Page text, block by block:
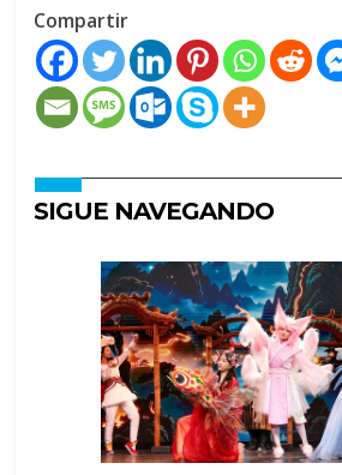
Compartir
SIGUE NAVEGANDO